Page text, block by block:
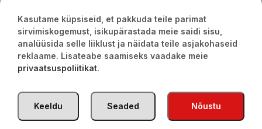
Panko riivsai1kg Basmati riis 2kg
2020
Kasutame küpsiseid, et pakkuda teile parimat
sirvimiskogemust, isikupärastada meie saidi sisu,
analüüsida selle liiklust ja näidata teile asjakohaseid
reklaame. Lisateabe saamiseks vaadake meie
privaatsuspoliitikat.
Nõustu
Seaded
Keeldu